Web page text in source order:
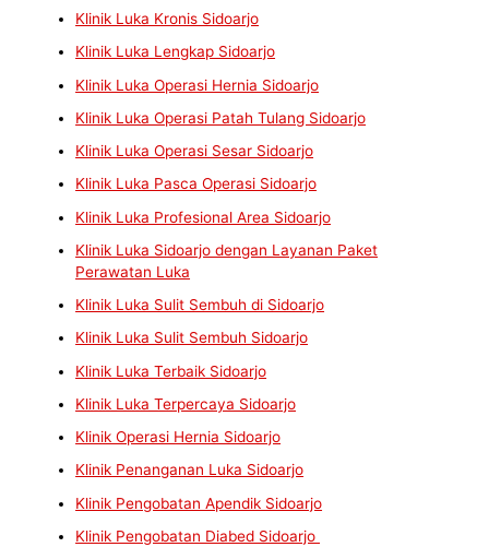
Klinik Luka Kronis Sidoarjo
Klinik Luka Lengkap Sidoarjo
Klinik Luka Operasi Hernia Sidoarjo
Klinik Luka Operasi Patah Tulang Sidoarjo
Klinik Luka Operasi Sesar Sidoarjo
Klinik Luka Pasca Operasi Sidoarjo
Klinik Luka Profesional Area Sidoarjo
Klinik Luka Sidoarjo dengan Layanan Paket
Perawatan Luka
Klinik Luka Sulit Sembuh di Sidoarjo
Klinik Luka Sulit Sembuh Sidoarjo
Klinik Luka Terbaik Sidoarjo
Klinik Luka Terpercaya Sidoarjo
Klinik Operasi Hernia Sidoarjo
Klinik Penanganan Luka Sidoarjo
Klinik Pengobatan Apendik Sidoarjo
Klinik Pengobatan Diabed Sidoarjo